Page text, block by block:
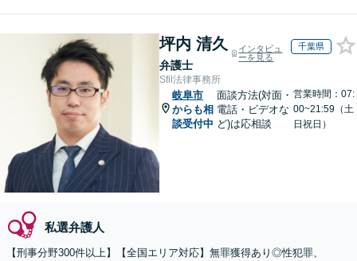
坪内 清久
弁護士
インタビュ
ーを見る
千葉県
Sfil法律事務所
岐阜市
からも相
談受付中
面談方法(対面・
電話・ビデオな
ど)は応相談
営業時間：07:
00~21:59（土
日祝日）
私選弁護人
【刑事分野300件以上】【全国エリア対応】無罪獲得あり◎性犯罪、